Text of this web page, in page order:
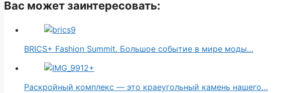
Вас может заинтересовать:
BRICS+ Fashion Summit. Большое событие в мире моды…
Раскройный комплекс — это краеугольный камень нашего…